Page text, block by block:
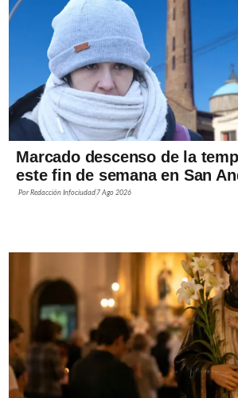
Marcado descenso de la
este fin de semana en San
PorRedacción Infociudad 7 Ago 2026